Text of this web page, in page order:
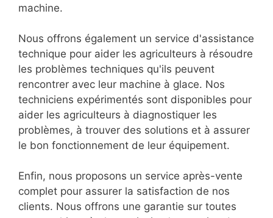
machine.
Nous offrons également un service d'assistance
technique pour aider les agriculteurs à résoudre
les problèmes techniques qu'ils peuvent
rencontrer avec leur machine à glace. Nos
techniciens expérimentés sont disponibles pour
aider les agriculteurs à diagnostiquer les
problèmes, à trouver des solutions et à assurer
le bon fonctionnement de leur équipement.
Enfin, nous proposons un service après-vente
complet pour assurer la satisfaction de nos
clients. Nous offrons une garantie sur toutes